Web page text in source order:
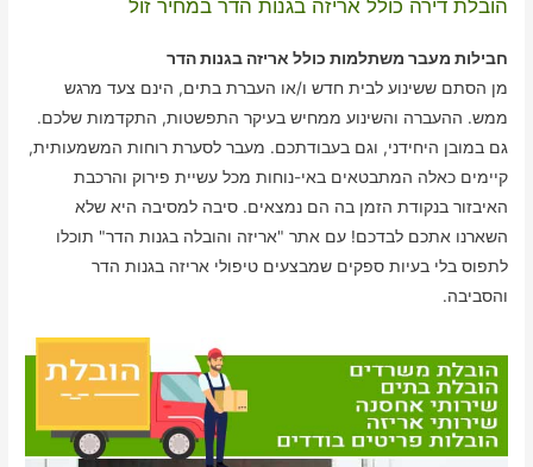
הובלת דירה כולל אריזה בגנות הדר במחיר זול
חבילות מעבר משתלמות כולל אריזה בגנות הדר
מן הסתם ששינוע לבית חדש ו/או העברת בתים, הינם צעד מרגש
ממש. ההעברה והשינוע ממחיש בעיקר התפשטות, התקדמות שלכם.
גם במובן היחידני, וגם בעבודתכם. מעבר לסערת רוחות המשמעותית,
קיימים כאלה המתבטאים באי-נוחות מכל עשיית פירוק והרכבת
האיבזור בנקודת הזמן בה הם נמצאים. סיבה למסיבה היא שלא
השארנו אתכם לבדכם! עם אתר "אריזה והובלה בגנות הדר" תוכלו
לתפוס בלי בעיות ספקים שמבצעים טיפולי אריזה בגנות הדר
והסביבה.